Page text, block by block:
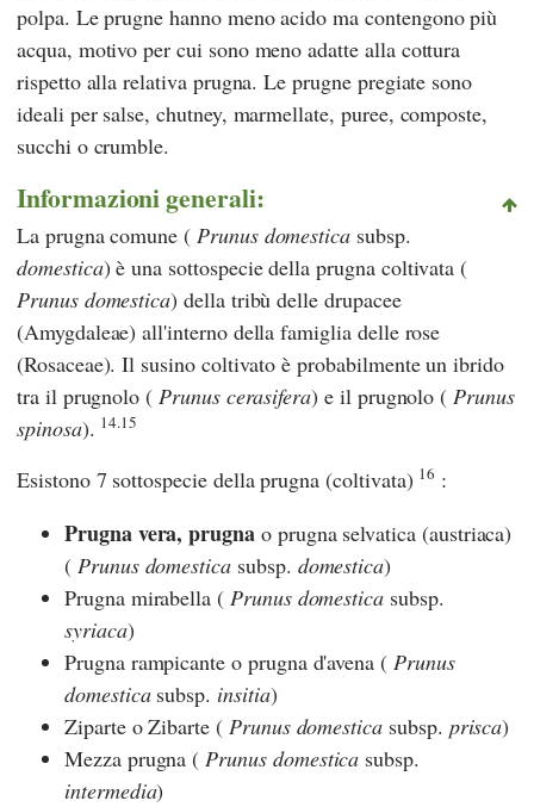
polpa. Le prugne hanno meno acido ma contengono più
acqua, motivo per cui sono meno adatte alla cottura
rispetto alla relativa prugna. Le prugne pregiate sono
ideali per salse, chutney, marmellate, puree, composte,
succhi o crumble.
Informazioni generali:
La prugna comune ( Prunus domestica subsp.
domestica) è una sottospecie della prugna coltivata (
Prunus domestica) della tribù delle drupacee
(Amygdaleae) all'interno della famiglia delle rose
(Rosaceae). Il susino coltivato è probabilmente un ibrido
tra il prugnolo (Prunus cerasifera) e il prugnolo (Prunus
spinosa). 14.15
Esistono 7 sottospecie della prugna (coltivata) 16 :
Prugna vera, prugnao prugna selvatica (austriaca)
( Prunus domestica subsp. domestica)
Prugna mirabella ( Prunus domestica subsp.
syriaca)
Prugna rampicante o prugna d'avena (Prunus
domesticasubsp. insitia)
Ziparte o Zibarte ( Prunus domestica subsp. prisca)
Mezza prugna (Prunus domestica subsp.
intermedia)